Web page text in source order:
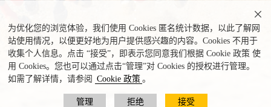
为优化您的浏览体验，我们使用 Cookies 匿名统计数据，以此了解网
站使用情况，以便更好地为用户提供感兴趣的内容。Cookies 不用于
收集个人信息。点击 “接受”，即表示您同意我们根据 Cookie 政策 使
用 Cookies。您也可以通过点击“管理”对 Cookies 的授权进行管理。
如需了解详情，请参阅
Cookie 政策 。
管理 拒绝 接受

沙滩赛马 © S.C.C.S.B.